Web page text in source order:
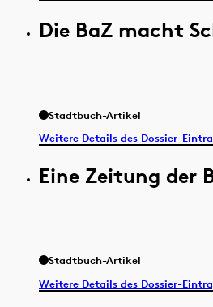
Die BaZ macht
Stadtbuch-Artikel
Weitere Details des Dossier-
Eine Zeitung der
Stadtbuch-Artikel
Weitere Details des Dossier-